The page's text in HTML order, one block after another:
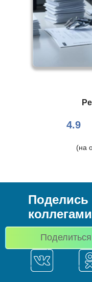
4.9
(на
Поделись
коллегами
Поделиться